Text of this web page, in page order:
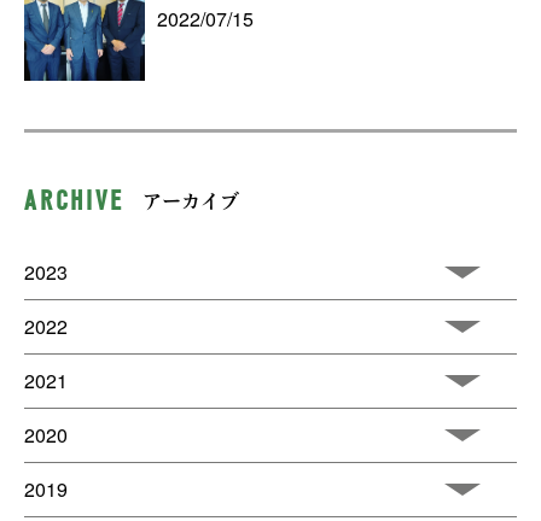
2022/07/15
ARCHIVE アーカイブ
2023
2022
2021
2020
2019